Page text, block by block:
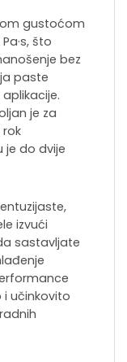
gustoćom
što
bez
paste
je za
je do dvije
izvući
sastavljate
i učinkovito